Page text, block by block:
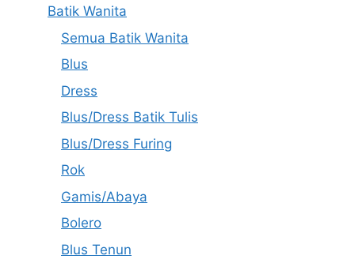
Batik Wanita
Semua Batik Wanita
Blus
Dress
Blus/Dress Batik Tulis
Blus/Dress Furing
Rok
Gamis/Abaya
Bolero
Blus Tenun